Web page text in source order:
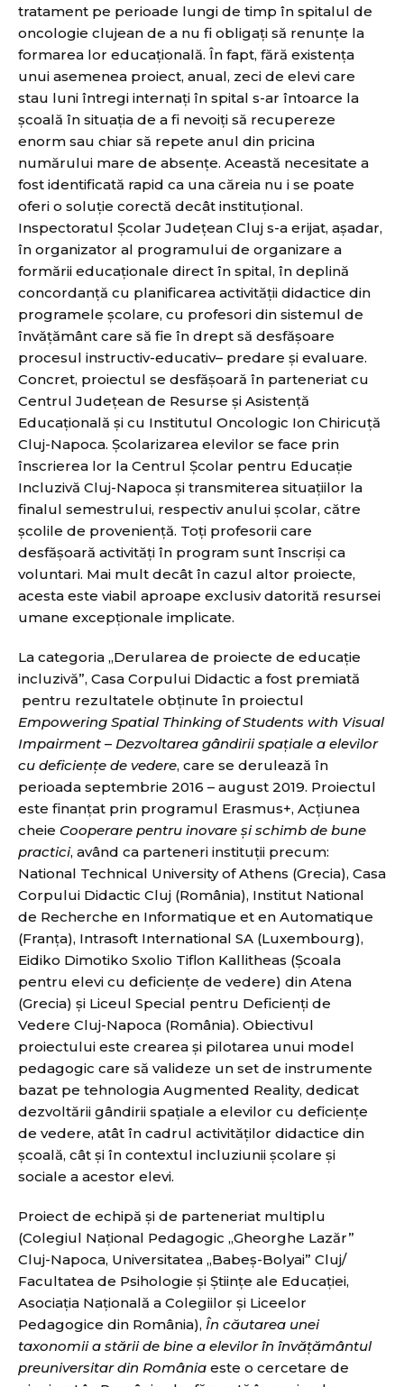
tratament pe perioade lungi de timp în spitalul de
oncologie clujean de a nu fi obligați să renunțe la
formarea lor educațională. În fapt, fără existența
unui asemenea proiect, anual, zeci de elevi care
stau luni întregi internați în spital s-ar întoarce la
școală în situația de a fi nevoiți să recupereze
enorm sau chiar să repete anul din pricina
numărului mare de absențe. Această necesitate a
fost identificată rapid ca una căreia nu i se poate
oferi o soluție corectă decât instituțional.
Inspectoratul Școlar Județean Cluj s-a erijat, așadar,
în organizator al programului de organizare a
formării educaționale direct în spital, în deplină
concordanță cu planificarea activității didactice din
programele școlare, cu profesori din sistemul de
învățământ care să fie în drept să desfășoare
procesul instructiv-educativ– predare și evaluare.
Concret, proiectul se desfășoară în parteneriat cu
Centrul Județean de Resurse și Asistență
Educațională și cu Institutul Oncologic Ion Chiricuță
Cluj-Napoca. Școlarizarea elevilor se face prin
înscrierea lor la Centrul Școlar pentru Educație
Incluzivă Cluj-Napoca și transmiterea situațiilor la
finalul semestrului, respectiv anului școlar, către
școlile de proveniență. Toți profesorii care
desfășoară activități în program sunt înscriși ca
voluntari. Mai mult decât în cazul altor proiecte,
acesta este viabil aproape exclusiv datorită resursei
umane excepţionale implicate.
La categoria ,,Derularea de proiecte de educație
incluzivă”, Casa Corpului Didactic a fost premiată
pentru rezultatele obținute în proiectul
Empowering Spatial Thinking of Students with Visual
Impairment – Dezvoltarea gândirii spațiale a elevilor
cu deficiențe de vedere, care se derulează în
perioada septembrie 2016 – august 2019. Proiectul
este finanțat prin programul Erasmus+, Acțiunea
cheie Cooperare pentru inovare și schimb de bune
practici, având ca parteneri instituții precum:
National Technical University of Athens (Grecia), Casa
Corpului Didactic Cluj (România), Institut National
de Recherche en Informatique et en Automatique
(Franța), Intrasoft International SA (Luxembourg),
Eidiko Dimotiko Sxolio Tiflon Kallitheas (Școala
pentru elevi cu deficiențe de vedere) din Atena
(Grecia) și Liceul Special pentru Deficienți de
Vedere Cluj-Napoca (România). Obiectivul
proiectului este crearea și pilotarea unui model
pedagogic care să valideze un set de instrumente
bazat pe tehnologia Augmented Reality, dedicat
dezvoltării gândirii spațiale a elevilor cu deficiențe
de vedere, atât în cadrul activităților didactice din
școală, cât și în contextul incluziunii școlare și
sociale a acestor elevi.
Proiect de echipă și de parteneriat multiplu
(Colegiul Național Pedagogic ,,Gheorghe Lazăr”
Cluj-Napoca, Universitatea ,,Babeș-Bolyai” Cluj/
Facultatea de Psihologie și Științe ale Educației,
Asociația Națională a Colegiilor și Liceelor
Pedagogice din România), În căutarea unei
taxonomii a stării de bine a elevilor în învățământul
preuniversitar din România este o cercetare de